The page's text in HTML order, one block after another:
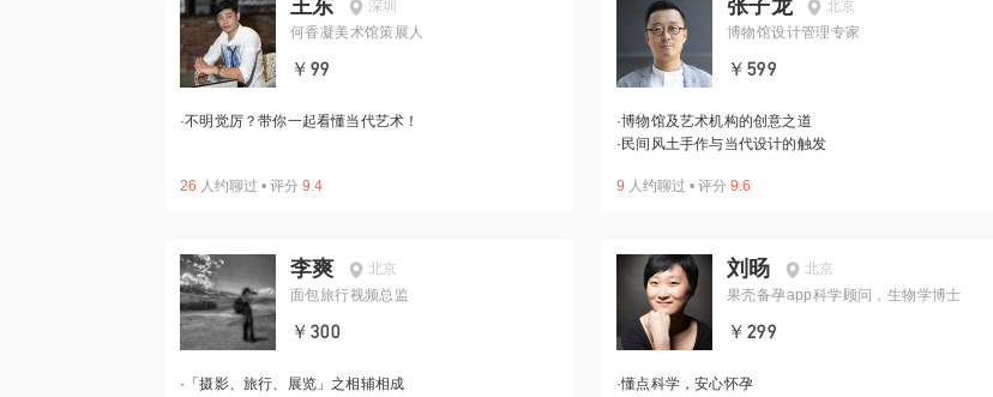
王东
深圳
何香凝美术馆策展人
￥99
·不明觉厉？带你一起看懂当代艺术！
26 人约聊过 • 评分 9.4
张子龙
北京
博物馆设计管理专家
￥599
·博物馆及艺术机构的创意之道
· 民间风土手作与当代设计的触发
9 人约聊过 • 评分 9.6
李爽
北京
面包旅行视频总监
￥300
· 「摄影、旅行、展览」之相辅相成
刘旸
北京
果壳备孕app科学顾问，生物学博士
￥299
·懂点科学，安心怀孕